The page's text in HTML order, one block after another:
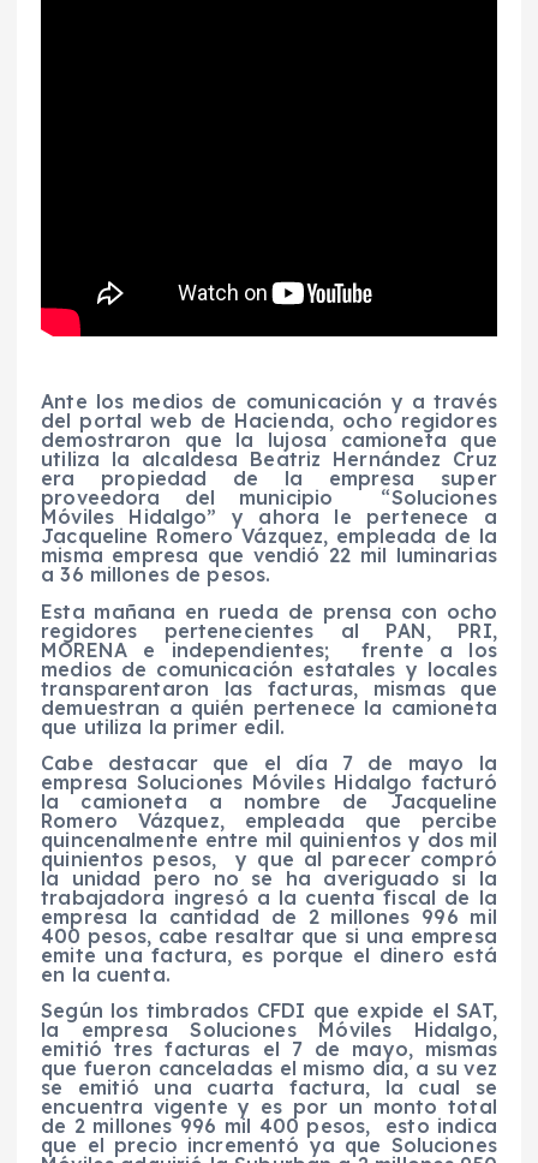
Ante los medios de comunicación y a través
del portal web de Hacienda, ocho regidores
demostraron que la lujosa camioneta que
utiliza la alcaldesa Beatriz Hernández Cruz
era propiedad de la empresa super
proveedora del municipio “Soluciones
Móviles Hidalgo” y ahora le pertenece a
Jacqueline Romero Vázquez, empleada de la
misma empresa que vendió 22 mil luminarias
a 36 millones de pesos.
Esta mañana en rueda de prensa con ocho
regidores pertenecientes al PAN, PRI,
MORENA e independientes; frente a los
medios de comunicación estatales y locales
transparentaron las facturas, mismas que
demuestran a quién pertenece la camioneta
que utiliza la primer edil.
Cabe destacar que el día 7 de mayo la
empresa Soluciones Móviles Hidalgo facturó
la camioneta a nombre de Jacqueline
Romero Vázquez, empleada que percibe
quincenalmente entre mil quinientos y dos mil
quinientos pesos, y que al parecer compró
la unidad pero no se ha averiguado si la
trabajadora ingresó a la cuenta fiscal de la
empresa la cantidad de 2 millones 996 mil
400 pesos, cabe resaltar que si una empresa
emite una factura, es porque el dinero está
en la cuenta.
Según los timbrados CFDI que expide el SAT,
la empresa Soluciones Móviles Hidalgo,
emitió tres facturas el 7 de mayo, mismas
que fueron canceladas el mismo día, a su vez
se emitió una cuarta factura, la cual se
encuentra vigente y es por un monto total
de 2 millones 996 mil 400 pesos, esto indica
que el precio incrementó ya que Soluciones